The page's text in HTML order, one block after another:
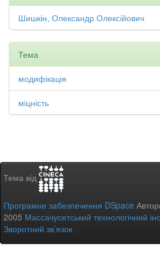
Шишкін, Олександр Олексійович
Тема
модифікація
міцність
Тема від
Програмне забезпечення DSpace
2005 Массачусетський технологічний
Зворотний зв’язок